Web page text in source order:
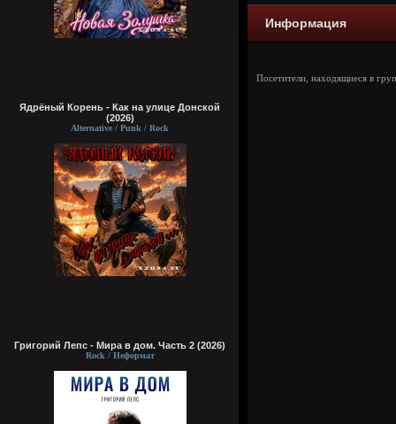
Ядрёный Корень - Как на улице Донской
(2026)
Alternative / Punk / Rock
Григорий Лепс - Мира в дом. Часть 2 (2026)
Rock / Неформат
Информация
Посетители, находящиеся в